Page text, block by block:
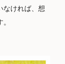
なければ、想